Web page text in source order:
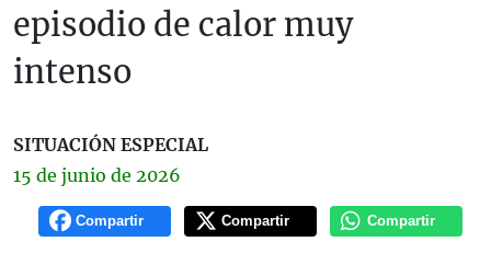
episodio de calor muy
intenso
SITUACIÓN ESPECIAL
15 de junio de 2026
Compartir Compartir Compartir